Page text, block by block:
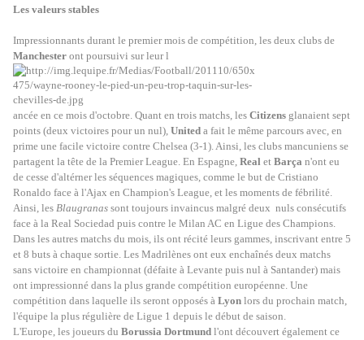
Les valeurs stables
Impressionnants durant le premier mois de compétition, les deux clubs de
Manchester ont poursuivi sur leur l
ancée en ce mois d'octobre. Quant en trois matchs, les Citizens glanaient sept
points (deux victoires pour un nul), United a fait le même parcours avec, en
prime une facile victoire contre Chelsea (3-1). Ainsi, les clubs mancuniens se
partagent la tête de la Premier League. En Espagne, Real et Barça n'ont eu
de cesse d'altérner les séquences magiques, comme le but de Cristiano
Ronaldo face à l'Ajax en Champion's League, et les moments de fébrilité.
Ainsi, les Blaugranas sont toujours invaincus malgré deux nuls consécutifs
face à la Real Sociedad puis contre le Milan AC en Ligue des Champions.
Dans les autres matchs du mois, ils ont récité leurs gammes, inscrivant entre 5
et 8 buts à chaque sortie. Les Madrilènes ont eux enchaînés deux matchs
sans victoire en championnat (défaite à Levante puis nul à Santander) mais
ont impressionné dans la plus grande compétition européenne. Une
compétition dans laquelle ils seront opposés à Lyon lors du prochain match,
l'équipe la plus régulière de Ligue 1 depuis le début de saison.
L'Europe, les joueurs du Borussia Dortmund l'ont découvert également ce